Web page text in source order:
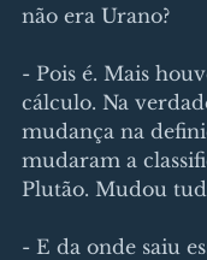
não era Urano?
- Pois é. Mais
cálculo. Na
mudança na
mudaram a
Plutão. Mudou
- E da onde saiu